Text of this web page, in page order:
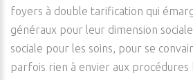
foyers à double tarification qui
généraux pour leur dimension
sociale pour les soins, pour se
parfois rien à envier aux procédures